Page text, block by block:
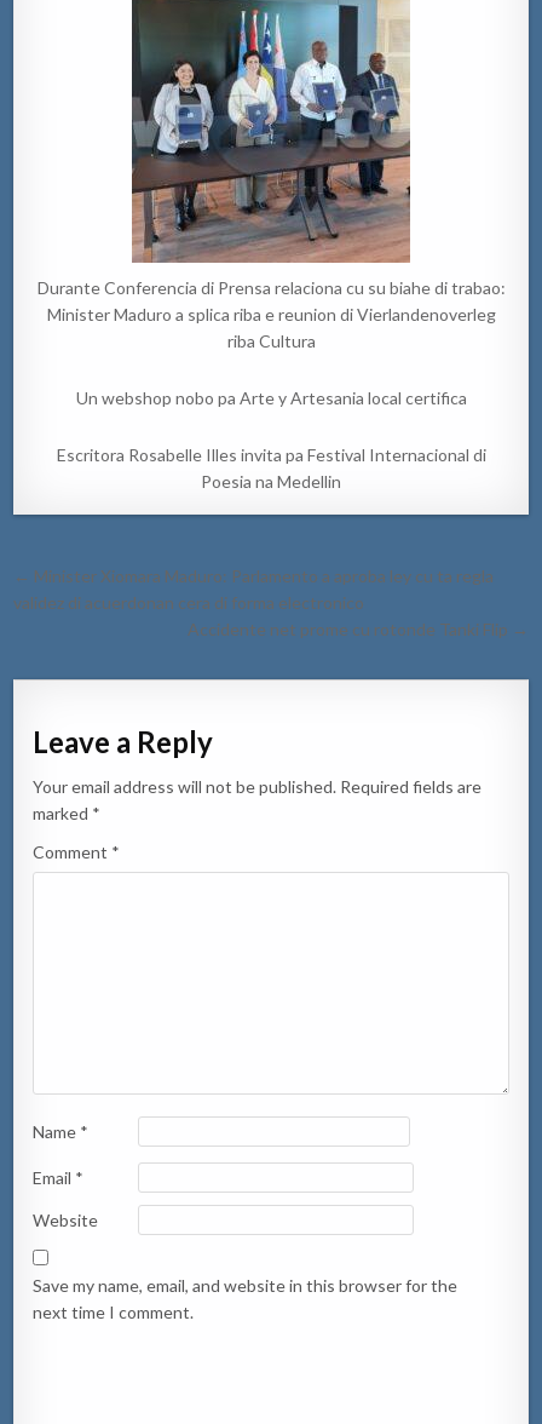
Durante Conferencia di Prensa relaciona cu su biahe di trabao:
Minister Maduro a splica riba e reunion di Vierlandenoverleg
riba Cultura
Un webshop nobo pa Arte y Artesania local certifica
Escritora Rosabelle Illes invita pa Festival Internacional di
Poesia na Medellin
Post
navigation
← Minister Xiomara Maduro: Parlamento a aproba ley cu ta regla
validez di acuerdonan cera di forma electronico
Accidente net prome cu rotonde Tanki Flip →
Leave a Reply
Your email address will not be published. Required fields are
marked *
Comment *
Name *
Email *
Website
Save my name, email, and website in this browser for the
next time I comment.